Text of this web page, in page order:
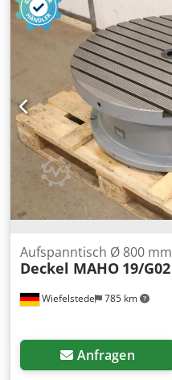
Wiefelstede 785 km
Aufspanntisch Ø 800 mm
Deckel MAHO 19/G02
Anfragen